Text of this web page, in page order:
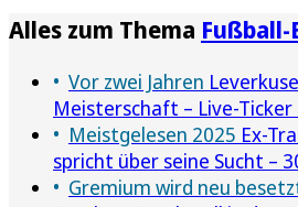
Alles zum Thema
Vor zwei Jahren
Meisterschaft – Live-Ticker
Meistgelesen 2025 Ex-
spricht über seine Sucht –
Gremium wird neu